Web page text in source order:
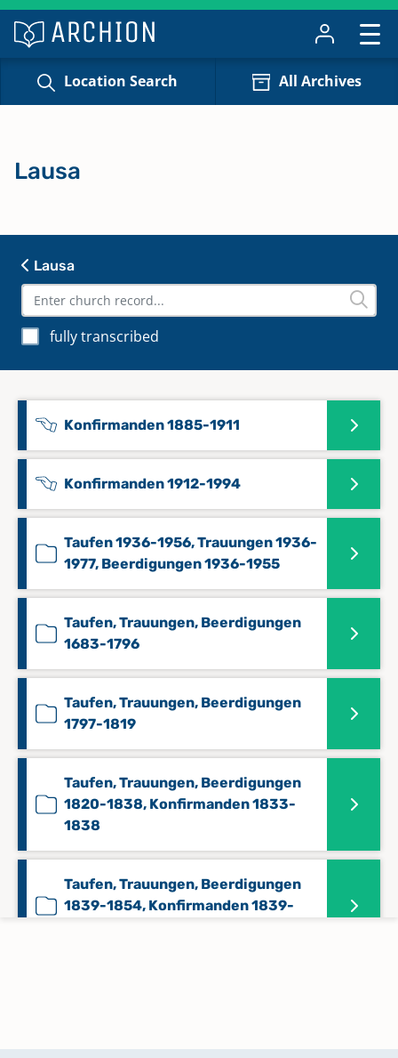
Location Search All Archives
Lausa
fully transcribed
Konfirmanden 1885-1911
Konfirmanden 1912-1994
Taufen 1936-1956, Trauungen 1936-
1977, Beerdigungen 1936-1955
Taufen, Trauungen, Beerdigungen
1683-1796
Taufen, Trauungen, Beerdigungen
1797-1819
Taufen, Trauungen, Beerdigungen
1820-1838, Konfirmanden 1833-
1838
Taufen, Trauungen, Beerdigungen
1839-1854, Konfirmanden 1839-
Lausa